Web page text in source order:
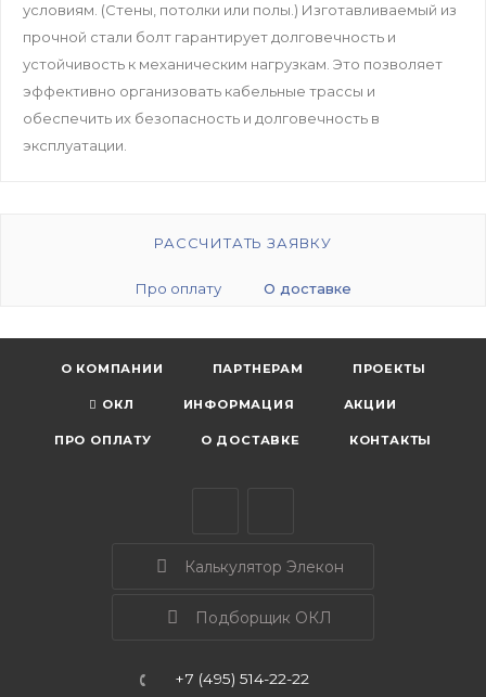
условиям. (Стены, потолки или полы.) Изготавливаемый из
прочной стали болт гарантирует долговечность и
устойчивость к механическим нагрузкам. Это позволяет
эффективно организовать кабельные трассы и
обеспечить их безопасность и долговечность в
эксплуатации.
РАССЧИТАТЬ ЗАЯВКУ
Про оплату О доставке
О КОМПАНИИ ПАРТНЕРАМ ПРОЕКТЫ
ОКЛ ИНФОРМАЦИЯ АКЦИИ
ПРО ОПЛАТУ О ДОСТАВКЕ КОНТАКТЫ
Калькулятор Элекон
Подборщик ОКЛ
+7 (495) 514-22-22